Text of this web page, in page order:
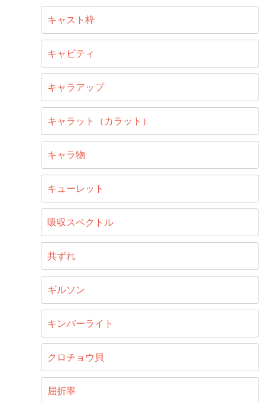
キャスト枠
キャビティ
キャラアップ
キャラット（カラット）
キャラ物
キューレット
吸収スペクトル
共ずれ
ギルソン
キンバーライト
クロチョウ貝
屈折率